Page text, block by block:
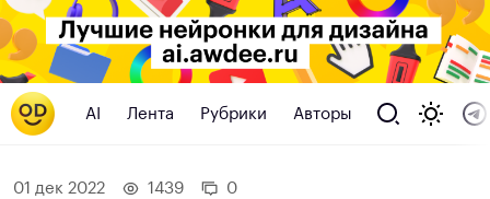
AI Лента Рубрики Авторы
01 дек 2022 1439 0